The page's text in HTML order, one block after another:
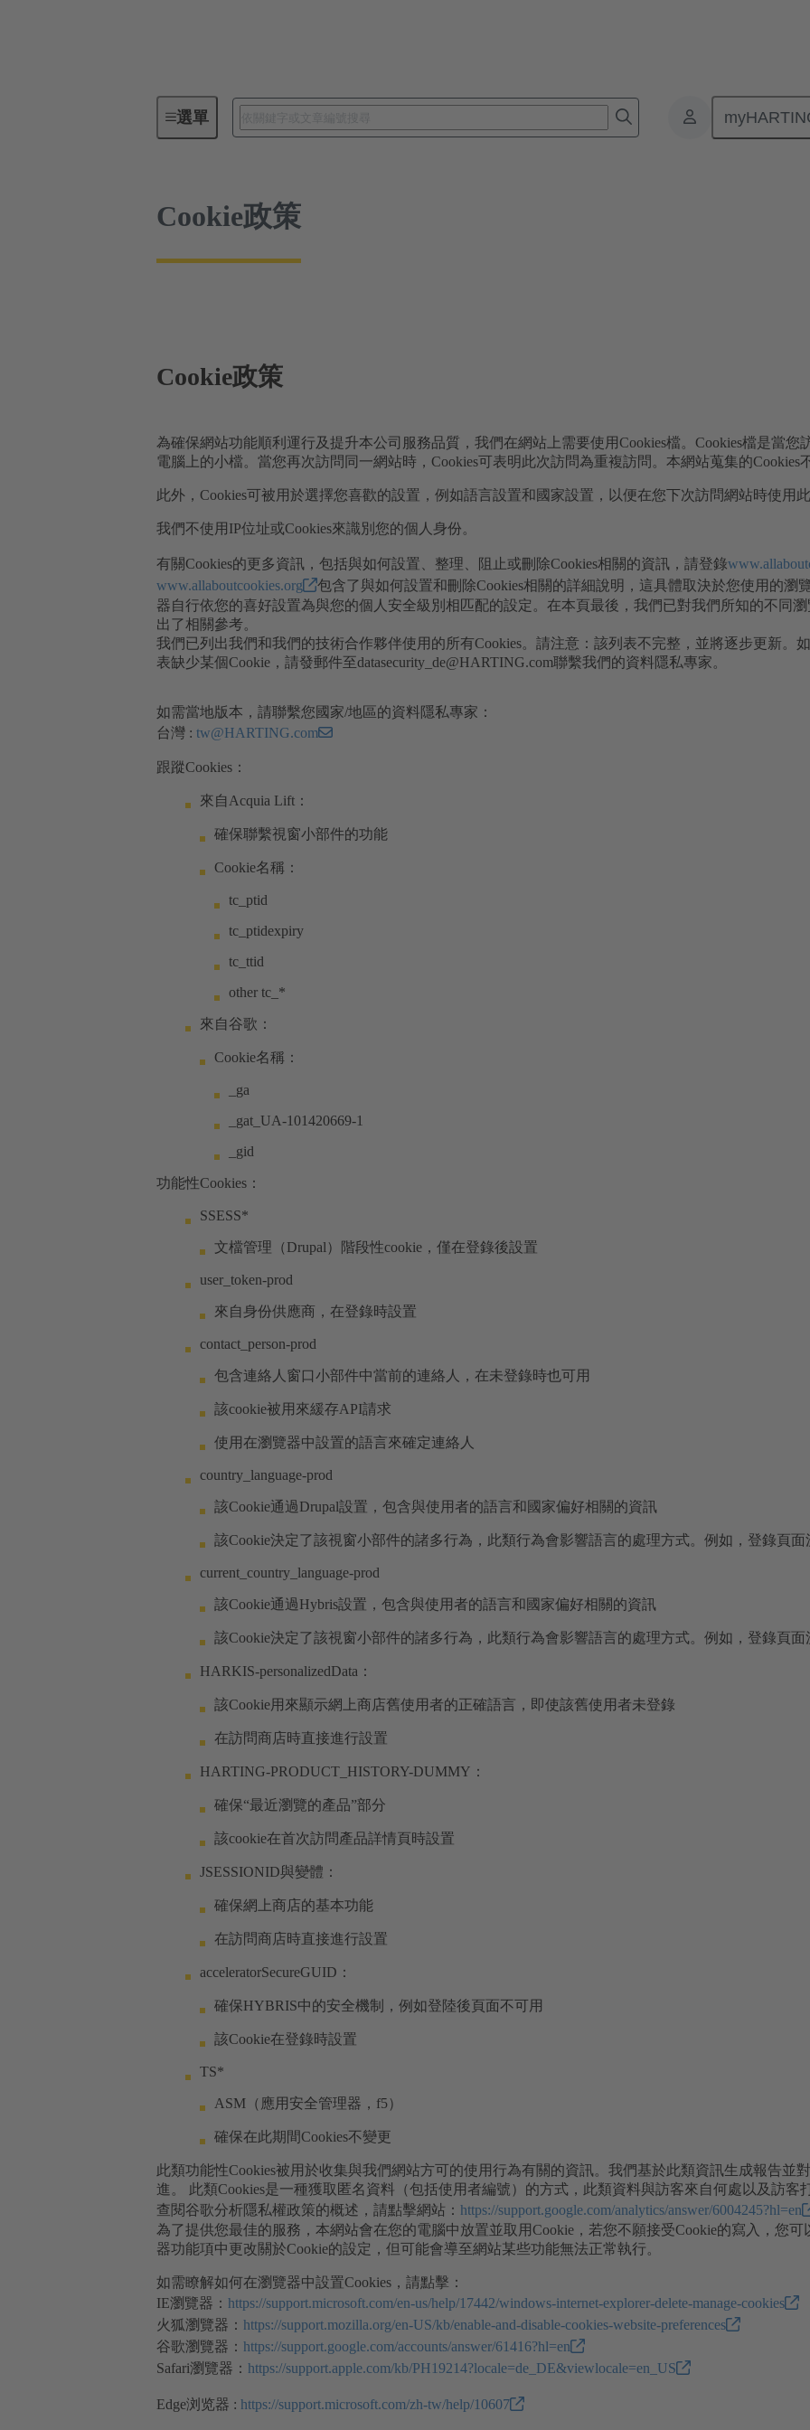
選單
Cookie政策
Cookie政策
為確保網站功能順利運行及提升本公司服務品質，我們在網站上需要使用Cookies檔。Cookies檔是當您
電腦上的小檔。當您再次訪問同一網站時，Cookies可表明此次訪問為重複訪問。本網站蒐集的Cookies
此外，Cookies可被用於選擇您喜歡的設置，例如語言設置和國家設置，以便在您下次訪問網站時使用此
我們不使用IP位址或Cookies來識別您的個人身份。
有關Cookies的更多資訊，包括與如何設置、整理、阻止或刪除Cookies相關的資訊，請登錄
www.allaboutcookies.org
包含了與如何設置和刪除Cookies相關的詳細說明，這具體取決於您使用的瀏
器自行依您的喜好設置為與您的個人安全級別相匹配的設定。在本頁最後，我們已對我們所知的不同瀏
出了相關參考。
我們已列出我們和我們的技術合作夥伴使用的所有Cookies。請注意：該列表不完整，並將逐步更新。
表缺少某個Cookie，請發郵件至datasecurity_de@HARTING.com聯繫我們的資料隱私專家。
如需當地版本，請聯繫您國家/地區的資料隱私專家：
台灣 : tw@HARTING.com
跟蹤Cookies：
來自Acquia Lift：
確保聯繫視窗小部件的功能
Cookie名稱：
tc_ptid
tc_ptidexpiry
tc_ttid
other tc_*
來自谷歌：
Cookie名稱：
_ga
_gat_UA-101420669-1
_gid
功能性Cookies：
SSESS*
文檔管理（Drupal）階段性cookie，僅在登錄後設置
user_token-prod
來自身份供應商，在登錄時設置
contact_person-prod
包含連絡人窗口小部件中當前的連絡人，在未登錄時也可用
該cookie被用來緩存API請求
使用在瀏覽器中設置的語言來確定連絡人
country_language-prod
該Cookie通過Drupal設置，包含與使用者的語言和國家偏好相關的資訊
該Cookie決定了該視窗小部件的諸多行為，此類行為會影響語言的處理方式。例如，登錄頁面
current_country_language-prod
該Cookie通過Hybris設置，包含與使用者的語言和國家偏好相關的資訊
該Cookie決定了該視窗小部件的諸多行為，此類行為會影響語言的處理方式。例如，登錄頁面
HARKIS-personalizedData：
該Cookie用來顯示網上商店舊使用者的正確語言，即使該舊使用者未登錄
在訪問商店時直接進行設置
HARTING-PRODUCT_HISTORY-DUMMY：
確保“最近瀏覽的產品”部分
該cookie在首次訪問產品詳情頁時設置
JSESSIONID與變體：
確保網上商店的基本功能
在訪問商店時直接進行設置
acceleratorSecureGUID：
確保HYBRIS中的安全機制，例如登陸後頁面不可用
該Cookie在登錄時設置
TS*
ASM（應用安全管理器，f5）
確保在此期間Cookies不變更
此類功能性Cookies被用於收集與我們網站方可的使用行為有關的資訊。我們基於此類資訊生成報告並
進。 此類Cookies是一種獲取匿名資料（包括使用者編號）的方式，此類資料與訪客來自何處以及訪客
查閱谷歌分析隱私權政策的概述，請點擊網站： https://support.google.com/analytics/answer/6004245?hl=en
為了提供您最佳的服務，本網站會在您的電腦中放置並取用Cookie，若您不願接受Cookie的寫入，您可
器功能項中更改關於Cookie的設定，但可能會導至網站某些功能無法正常執行。
如需瞭解如何在瀏覽器中設置Cookies，請點擊：
IE瀏覽器： https://support.microsoft.com/en-us/help/17442/windows-internet-explorer-delete-manage-cookies
火狐瀏覽器： https://support.mozilla.org/en-US/kb/enable-and-disable-cookies-website-preferences
谷歌瀏覽器： https://support.google.com/accounts/answer/61416?hl=en
Safari瀏覽器： https://support.apple.com/kb/PH19214?locale=de_DE&viewlocale=en_US
Edge浏览器 : https://support.microsoft.com/zh-tw/help/10607